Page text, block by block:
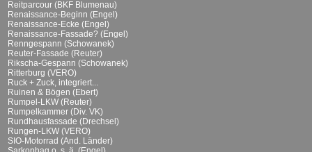
Reitparcour (BKF Blumenau)
Renaissance-Beginn (Engel)
Renaissance-Ecke (Engel)
Renaissance-Fassade? (Engel)
Renngespann (Schowanek)
Reuter-Fassade (Reuter)
Rikscha-Gespann (Schowanek)
Ritterburg (VERO)
Ruck + Zuck, integriert...
Ruinen & Bögen (Ebert)
Rumpel-LKW (Reuter)
Rumpelkammer (Div. VK)
Rundhausfassade (Drechsel)
Rungen-LKW (VERO)
SIO-Motorrad (And. Länder)